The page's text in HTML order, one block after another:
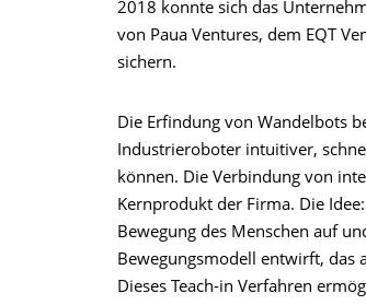
2018 konnte sich das
von Paua Ventures, dem EQT
sichern.
Die Erfindung von Wandelbots
Industrieroboter intuitiver,
können. Die Verbindung von
Kernprodukt der Firma. Die
Bewegung des Menschen auf
Bewegungsmodell entwirft, das
Dieses Teach-in Verfahren